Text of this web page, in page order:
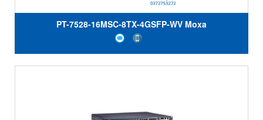
PT-7528-16MSC-8TX-4GSFP-WV Moxa